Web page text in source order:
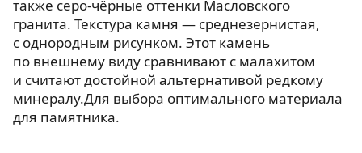
также серо-чёрные оттенки Масловского
гранита. Текстура камня — среднезернистая,
с однородным рисунком. Этот камень
по внешнему виду сравнивают с малахитом
и считают достойной альтернативой редкому
минералу.Для выбора оптимального материала
для памятника.